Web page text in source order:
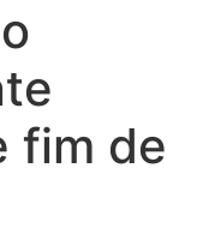
fim de